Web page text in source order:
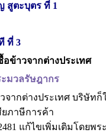
สูตะบุตร ที่ 1
ที่ 3
อข้าวจากต่างประเทศ
ะมวลรัษฎากร
จากต่างประเทศ บริษัท
ยภาษีการค้า
แก้ไขเพิ่มเติมโดยพ